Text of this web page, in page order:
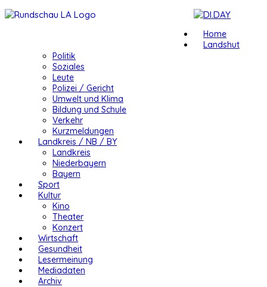
Home
Landshut
Politik
Soziales
Leute
Polizei / Gericht
Umwelt und Klima
Bildung und Schule
Verkehr
Kurzmeldungen
Landkreis / NB / BY
Landkreis
Niederbayern
Bayern
Sport
Kultur
Kino
Theater
Konzert
Wirtschaft
Gesundheit
Lesermeinung
Mediadaten
Archiv